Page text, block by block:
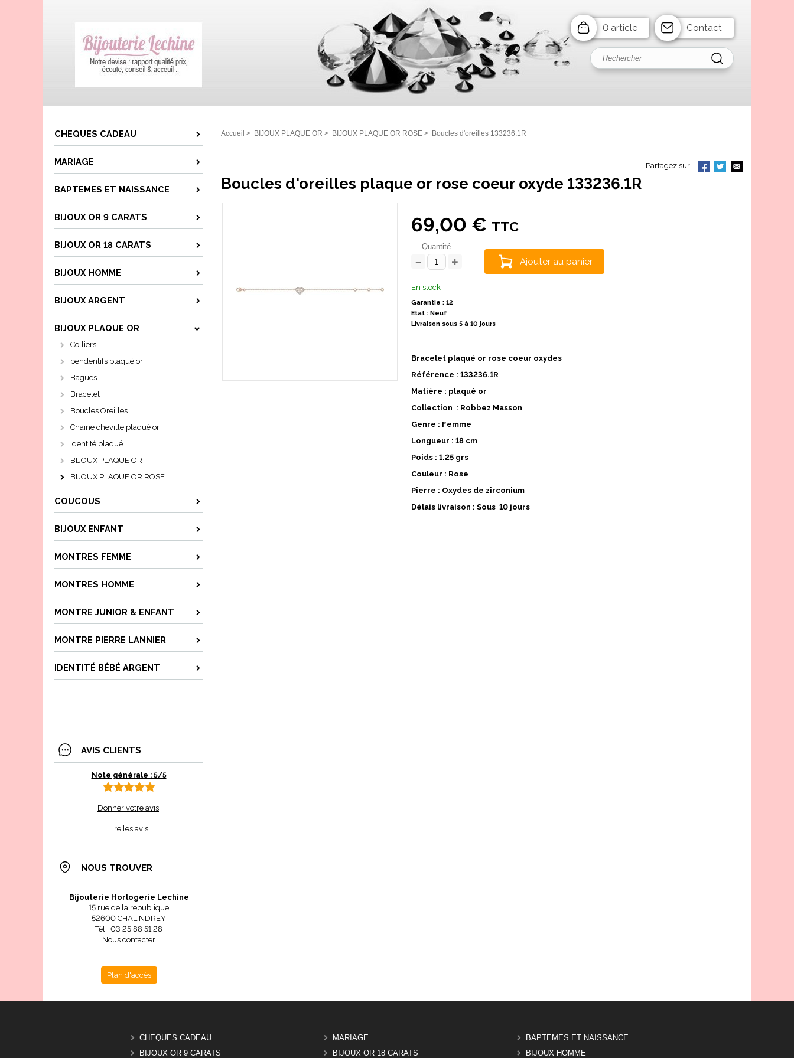
0 article Contact
CHEQUES CADEAU
MARIAGE
BAPTEMES ET NAISSANCE
BIJOUX OR 9 CARATS
BIJOUX OR 18 CARATS
BIJOUX HOMME
BIJOUX ARGENT
BIJOUX PLAQUE OR
Colliers
pendentifs plaqué or
Bagues
Bracelet
Boucles Oreilles
Chaine cheville plaqué or
Identité plaqué
BIJOUX PLAQUE OR
BIJOUX PLAQUE OR ROSE
COUCOUS
BIJOUX ENFANT
MONTRES FEMME
MONTRES HOMME
MONTRE JUNIOR & ENFANT
MONTRE PIERRE LANNIER
IDENTITÉ BÉBÉ ARGENT
AVIS CLIENTS
Note générale : 5/5
Donner votre avis
Lire les avis
NOUS TROUVER
Bijouterie Horlogerie Lechine
15 rue de la republique
52600 CHALINDREY
Tél : 03 25 88 51 28
Nous contacter
Plan d'accès
Accueil > BIJOUX PLAQUE OR > BIJOUX PLAQUE OR ROSE > Boucles d'oreilles 133236.1R
Partagez sur
Boucles d'oreilles plaque or rose coeur oxyde 133236.1R
69,00 € TTC
Quantité
Ajouter au panier
En stock
Garantie : 12
Etat : Neuf
Livraison sous 5 à 10 jours
Bracelet plaqué or rose coeur oxydes
Référence : 133236.1R
Matière : plaqué or
Collection : Robbez Masson
Genre : Femme
Longueur : 18 cm
Poids : 1.25 grs
Couleur : Rose
Pierre : Oxydes de zirconium
Délais livraison : Sous 10 jours
CHEQUES CADEAU MARIAGE
BAPTEMES ET NAISSANCE
BIJOUX OR 9 CARATS
BIJOUX OR 18 CARATS BIJOUX HOMME